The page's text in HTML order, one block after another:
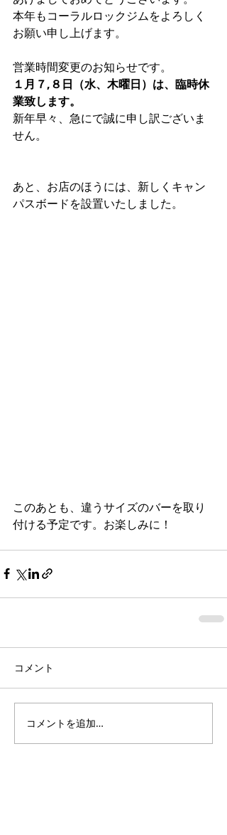
本年もコーラルロックジムをよろしく
お願い申し上げます。
営業時間変更のお知らせです。
１月７,８日（水、木曜日）は、臨時休
業致します。
新年早々、急にで誠に申し訳ございま
せん。
あと、お店のほうには、新しくキャン
パスボードを設置いたしました。
このあとも、違うサイズのバーを取り
付ける予定です。お楽しみに！
コメント
コメントを追加…